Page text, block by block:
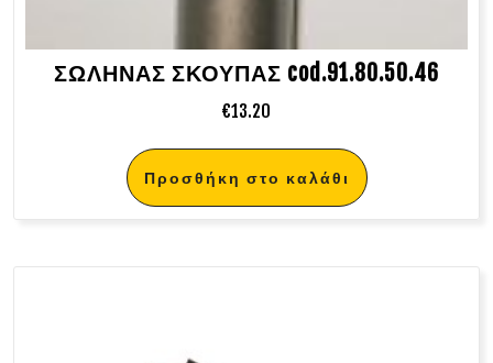
ΣΩΛΗΝΑΣ ΣΚΟΥΠΑΣ cod.91.80.50.46
€13.20
Προσθήκη στο καλάθι